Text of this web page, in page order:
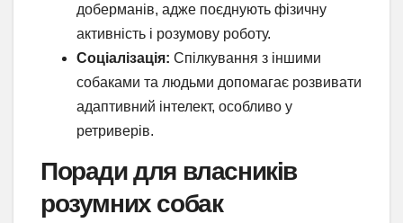
доберманів, адже поєднують фізичну
активність і розумову роботу.
Соціалізація: Спілкування з іншими
собаками та людьми допомагає розвивати
адаптивний інтелект, особливо у
ретриверів.
Поради для власників
розумних собак